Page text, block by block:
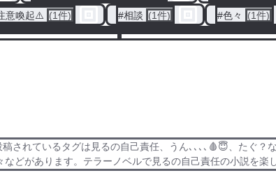
意喚起⚠️ (1件) #相談 (1件) #色々 (1件)
されているタグは見るの自己責任、うん､､､､🩸😇、たぐ
どがあります。テラーノベルで見るの自己責任の小説を楽